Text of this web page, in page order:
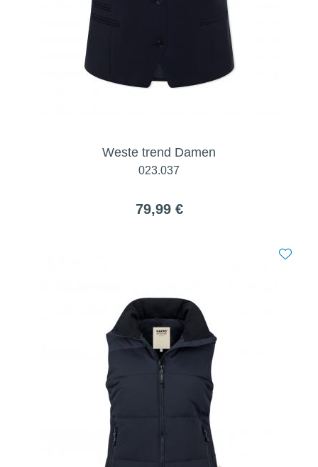
Weste trend Damen
023.037
79,99 €